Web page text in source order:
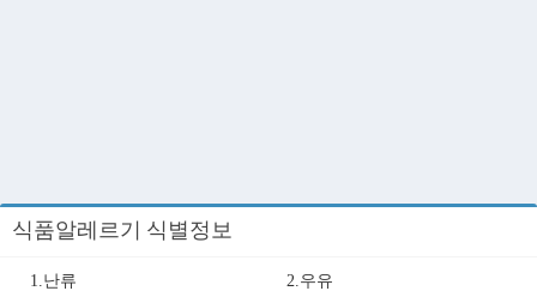
식품알레르기 식별정보
1.난류
2.우유